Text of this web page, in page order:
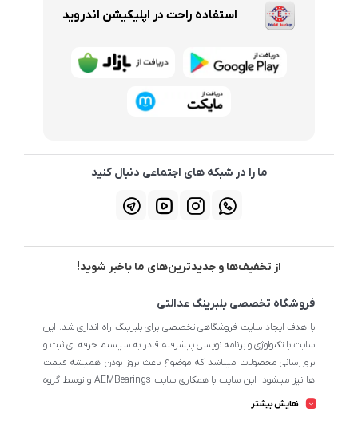
استفاده راحت در اپلیکیشن اندروید
ما را در شبکه های اجتماعی دنبال کنید
از تخفیف‌ها و جدیدترین‌های ما باخبر شوید!
فروشگاه تخصصی بلبرینگ عدالتی
با هدف ایجاد سایت فروشگاهی تخصصی برای بلبرینگ راه اندازی شد. این
سایت با تکنولوژی و برنامه نویسی پیشرفته قادر به سیستم حرفه ای ثبت و
بروزرسانی محصولات میباشد که موضوع باعث بروز بودن همیشه قیمت
ها نیز میشود. این سایت با همکاری سایت AEMBearings و توسط گروه
نمایش بیشتر